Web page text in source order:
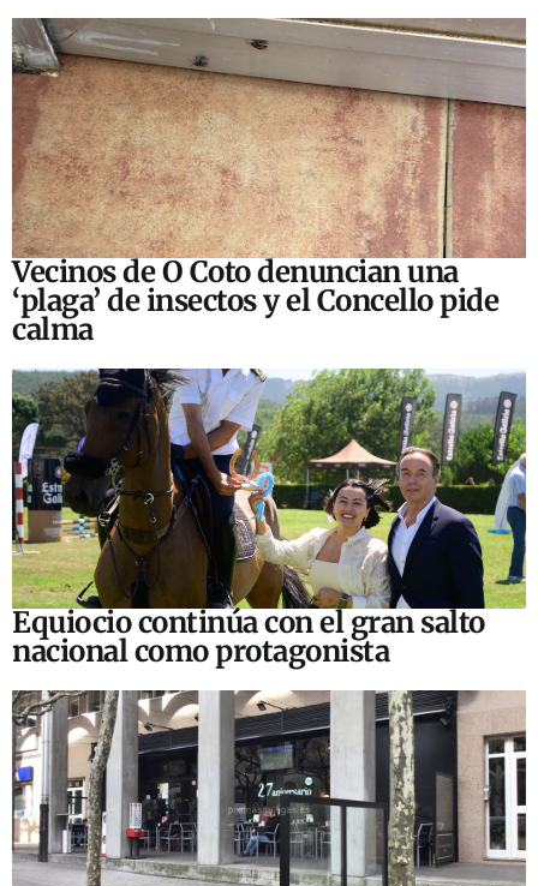
Vecinos de O Coto denuncian una
‘plaga’ de insectos y el Concello pide
calma
Equiocio continúa con el gran salto
nacional como protagonista